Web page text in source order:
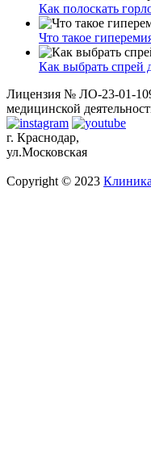
Как полоскать
Что такое
Как выбрать спрей
Лицензия № ЛО-23-01-
медицинской
г. Краснодар,
ул.Московская
Copyright © 2023 Клиника